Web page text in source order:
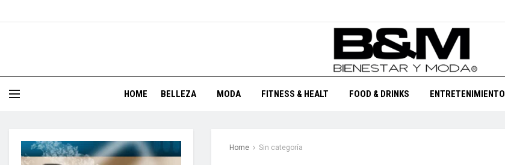
HOME BELLEZA MODA FITNESS & HEALT FOOD & DRINKS ENTRETENIMIENTO
Home Sin categoría